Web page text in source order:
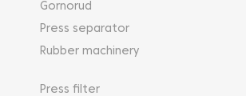
Gornorud
Press separator
Rubber machinery
Press filter